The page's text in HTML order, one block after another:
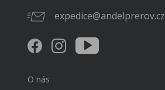
expedice@andelprerov.cz
O nás